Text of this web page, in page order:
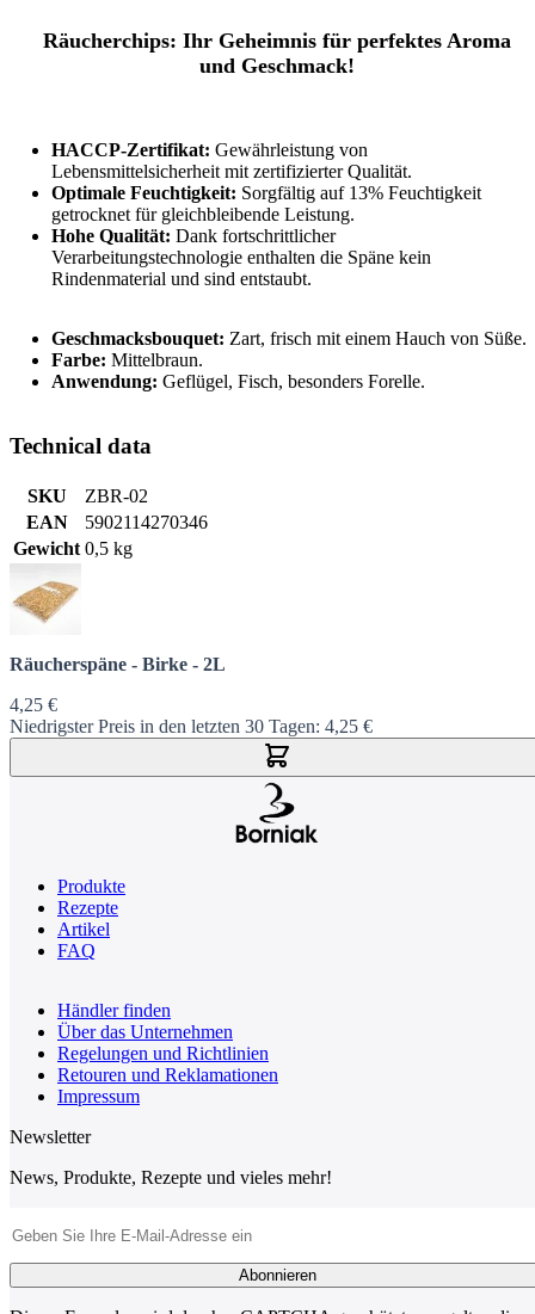
Räucherchips: Ihr Geheimnis für perfektes Aroma
und Geschmack!
HACCP-Zertifikat: Gewährleistung von
Lebensmittelsicherheit mit zertifizierter Qualität.
Optimale Feuchtigkeit: Sorgfältig auf 13% Feuchtigkeit
getrocknet für gleichbleibende Leistung.
Hohe Qualität: Dank fortschrittlicher
Verarbeitungstechnologie enthalten die Späne kein
Rindenmaterial und sind entstaubt.
Geschmacksbouquet: Zart, frisch mit einem Hauch von Süße.
Farbe: Mittelbraun.
Anwendung: Geflügel, Fisch, besonders Forelle.
Technical data
SKU
ZBR-02
EAN
5902114270346
Gewicht 0,5 kg
Räucherspäne - Birke - 2L
4,25 €
Niedrigster Preis in den letzten 30 Tagen: 4,25 €
Produkte
Rezepte
Artikel
FAQ
Händler finden
Über das Unternehmen
Regelungen und Richtlinien
Retouren und Reklamationen
Impressum
Newsletter
News, Produkte, Rezepte und vieles mehr!
Abonnieren